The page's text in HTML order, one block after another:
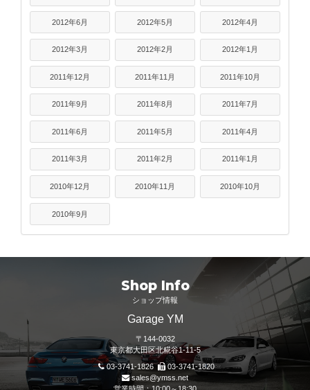
2012年6月 2012年5月 2012年4月
2012年3月 2012年2月 2012年1月
2011年12月 2011年11月 2011年10月
2011年9月 2011年8月 2011年7月
2011年6月 2011年5月 2011年4月
2011年3月 2011年2月 2011年1月
2010年12月 2010年11月 2010年10月
2010年9月
Shop Info
ショップ情報
Garage YM
〒144-0032
東京都大田区北糀谷1-11-5
03-3741-1826
03-3741-1820
sales@ymss.net